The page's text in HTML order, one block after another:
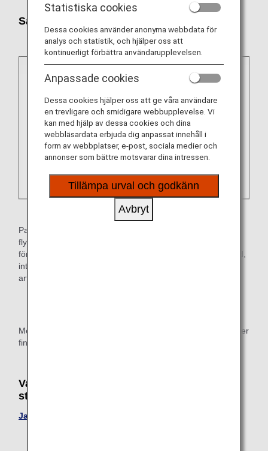
Saker att tänka på vid ombordstigning
Passagerare med stomianordning kan gå ombord på ett
flygplan utan föregående meddelande. Saxar är emellertid
föremål med restriktioner och får inte transporteras ombord,
inte ens för medicinska ändamål. Förbered nödvändiga
artiklar i förskuret skick.
Mer information om tillgång till tillgänglig toalett på flygplatser
finns på webbplatsen för varje flygplats.
Vanliga frågor om kunder med
stomianordning
Jag har stomi, kan jag ta med en sax ombord?
Statistiska cookies
Dessa cookies använder anonyma webbdata för
analys och statistik, och hjälper oss att
kontinuerligt förbättra användarupplevelsen.
Anpassade cookies
Dessa cookies hjälper oss att ge våra användare
en trevligare och smidigare webbupplevelse. Vi
kan med hjälp av dessa cookies och dina
webbläsardata erbjuda dig anpassat innehåll i
form av webbplatser, e-post, sociala medier och
annonser som bättre motsvarar dina intressen.
Tillämpa urval och godkänn
Avbryt